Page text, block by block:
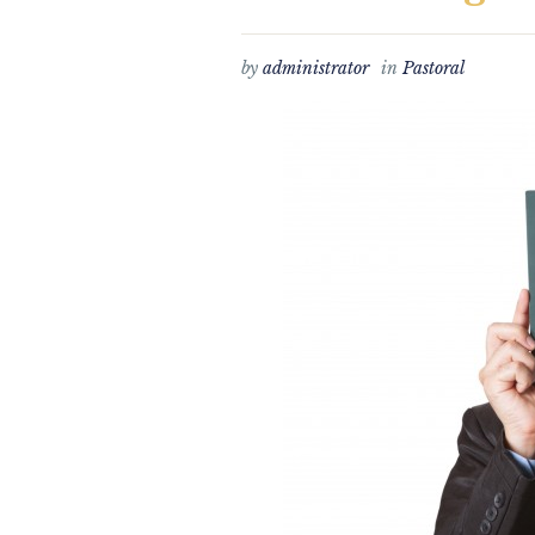
by administrator inPastoral